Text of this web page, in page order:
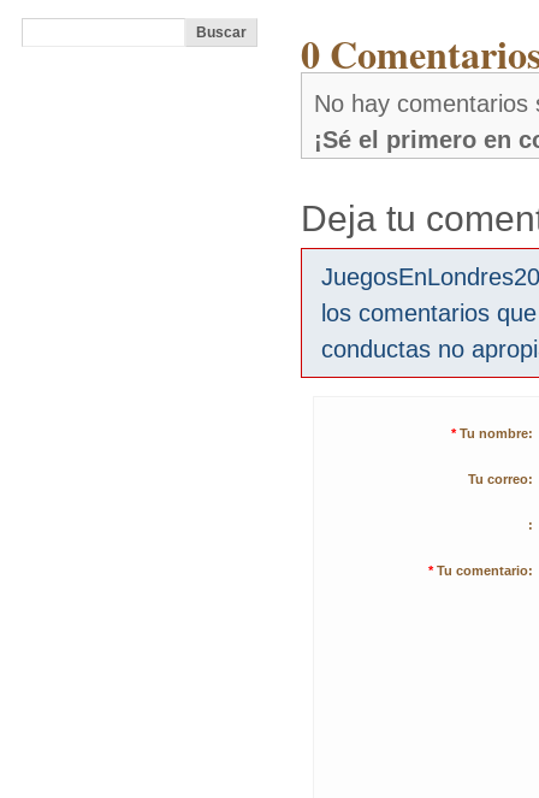
0
No hay comentarios
¡Sé el primero en
Deja tu
los comentarios
conductas no
* Tu nombre:
Tu correo:
:
* Tu comentario: